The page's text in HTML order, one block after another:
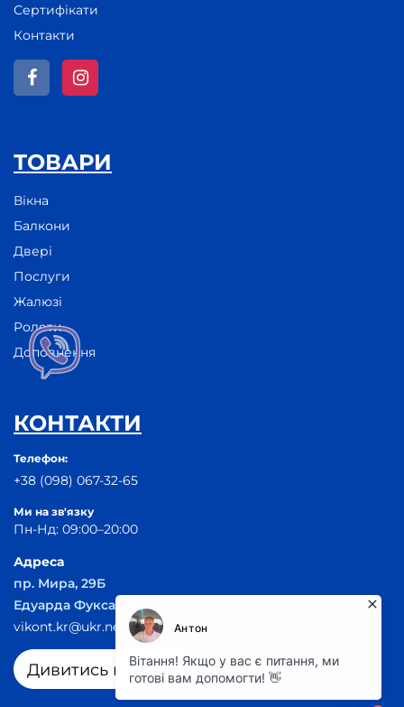
Сертифікати
Контакти
ТОВАРИ
Вікна
Балкони
Двері
Послуги
Жалюзі
Ролети
Доповнення
КОНТАКТИ
Телефон:
+38 (098) 067-32-65
Ми на зв'язку
Пн-Нд: 09:00–20:00
Адреса
пр. Мира, 29Б
Едуарда Фукса, 55
vikont.kr@ukr.net
Дивитись на карті